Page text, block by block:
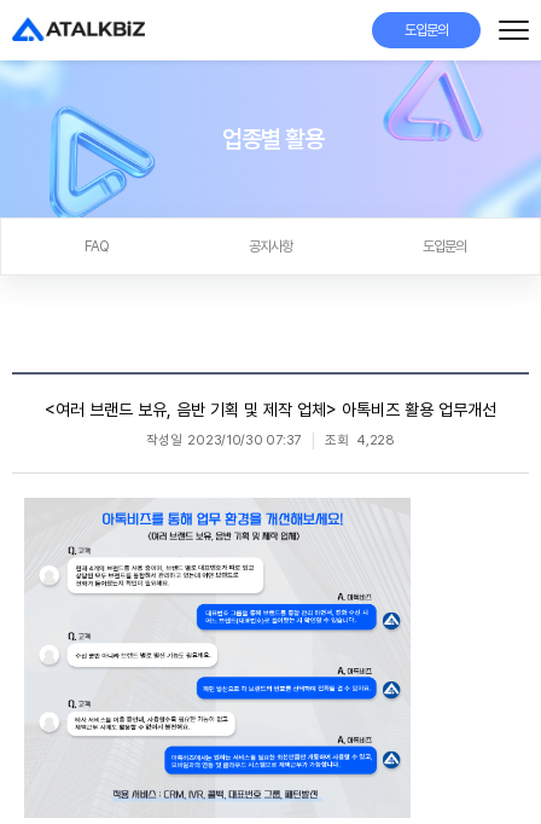
도입문의
업종별 활용
FAQ 공지사항 도입문의
<여러 브랜드 보유, 음반 기획 및 제작 업체> 아톡비즈 활용 업무개선
작성일 2023/10/30 07:37 조회 4,228